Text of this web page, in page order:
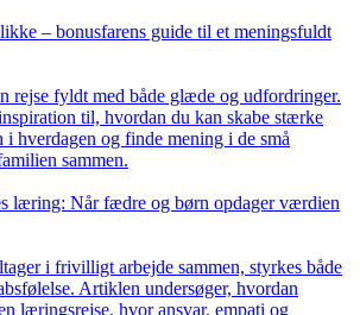
– bonusfarens guide til et meningsfuldt
rejse fyldt med både glæde og udfordringer.
til, hvordan du kan skabe stærke
i hverdagen og finde mening i de små
sammen.
læring: Når fædre og børn opdager værdien
i frivilligt arbejde sammen, styrkes både
Artiklen undersøger, hvordan
læringsrejse, hvor ansvar, empati og